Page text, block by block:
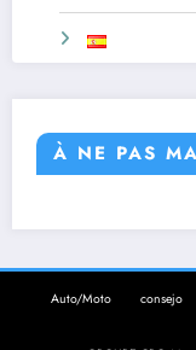
À NE PAS
Auto/Moto consejo